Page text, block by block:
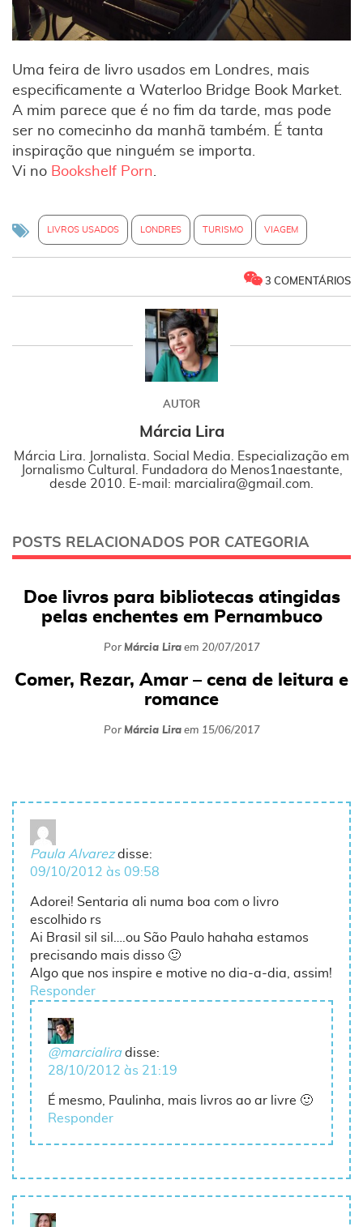
Uma feira de livro usados em Londres, mais
especificamente a Waterloo Bridge Book Market.
A mim parece que é no fim da tarde, mas pode
ser no comecinho da manhã também. É tanta
inspiração que ninguém se importa.
Vi no Bookshelf Porn
LIVROS USADOS LONDRES TURISMO VIAGEM
3 COMENTÁRIOS
AUTOR
Márcia Lira
Márcia Lira. Jornalista. Social Media. Especialização em
Jornalismo Cultural. Fundadora do Menos1naestante,
desde 2010. E-mail: marcialira@gmail.com.
POSTS RELACIONADOS POR CATEGORIA
Doe livros para bibliotecas atingidas
pelas enchentes em Pernambuco
Por Márcia Liraem 20/07/2017
Comer, Rezar, Amar – cena de leitura e
romance
Por Márcia Liraem 15/06/2017
Paula Alvarez disse:
09/10/2012 às 09:58
Adorei! Sentaria ali numa boa com o livro
escolhido rs
Ai Brasil sil sil….ou São Paulo hahaha estamos
precisando mais disso 🙂
Algo que nos inspire e motive no dia-a-dia, assim!
Responder
@marcialira disse:
28/10/2012 às 21:19
É mesmo, Paulinha, mais livros ao ar livre 🙂
Responder